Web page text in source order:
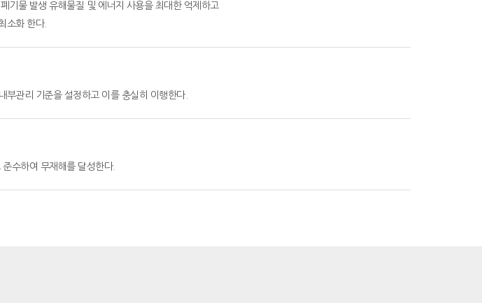
기물 발생 유해물질 및 에너지 사용을 최대한 억제하고
소화 한다.
부관리 기준을 설정하고 이를 충실히 이행한다.
수하여 무재해를 달성한다.